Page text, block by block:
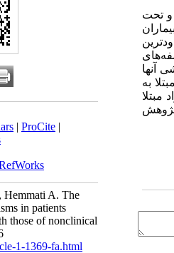
| ProCite |
Hemmati A. The
in patients
those of nonclinical
1-1369-fa.html
و تحت
آنها
به
مبتلا
عنوان نمومه پژوهش